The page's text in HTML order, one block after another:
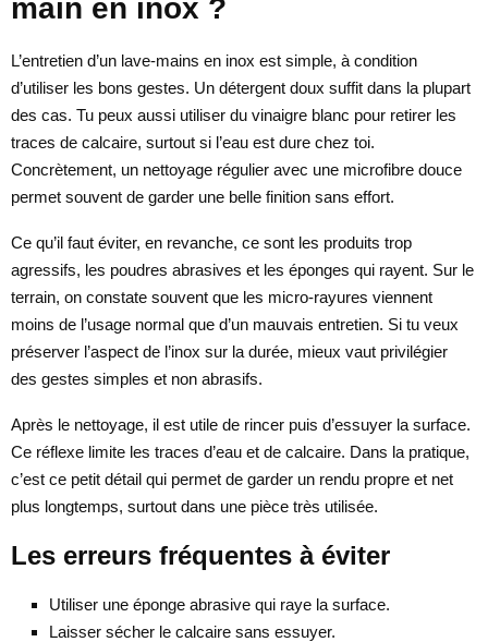
main en inox ?
L’entretien d’un lave-mains en inox est simple, à condition
d’utiliser les bons gestes. Un détergent doux suffit dans la plupart
des cas. Tu peux aussi utiliser du vinaigre blanc pour retirer les
traces de calcaire, surtout si l’eau est dure chez toi.
Concrètement, un nettoyage régulier avec une microfibre douce
permet souvent de garder une belle finition sans effort.
Ce qu’il faut éviter, en revanche, ce sont les produits trop
agressifs, les poudres abrasives et les éponges qui rayent. Sur le
terrain, on constate souvent que les micro-rayures viennent
moins de l’usage normal que d’un mauvais entretien. Si tu veux
préserver l’aspect de l’inox sur la durée, mieux vaut privilégier
des gestes simples et non abrasifs.
Après le nettoyage, il est utile de rincer puis d’essuyer la surface.
Ce réflexe limite les traces d’eau et de calcaire. Dans la pratique,
c’est ce petit détail qui permet de garder un rendu propre et net
plus longtemps, surtout dans une pièce très utilisée.
Les erreurs fréquentes à éviter
Utiliser une éponge abrasive qui raye la surface.
Laisser sécher le calcaire sans essuyer.